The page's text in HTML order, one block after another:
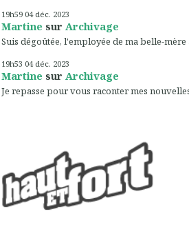
19h59 04 déc. 2023
Martine sur Archivage
Suis dégoûtée, l'employée de ma belle-
19h53 04 déc. 2023
Martine sur Archivage
Je repasse pour vous raconter mes